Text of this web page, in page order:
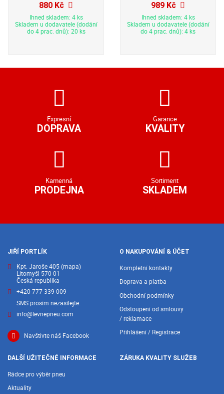
880 Kč
Ihned skladem: 4 ks
Skladem u dodavatele (dodání
do 4 prac. dnů): 20 ks
989 Kč
Ihned skladem: 4 ks
Skladem u dodavatele (dodání
do 4 prac. dnů): 4 ks
Expresní
DOPRAVA
Garance
KVALITY
Kamenná
PRODEJNA
Sortiment
SKLADEM
JIŘÍ PORTLÍK
Kpt. Jaroše 405(mapa)
Litomyšl 570 01
Česká republika
+420 777 339 009
SMS prosím nezasílejte.
info@levnepneu.com
Navštivte náš Facebook
O NAKUPOVÁNÍ & ÚČET
Kompletní kontakty
Doprava a platba
Obchodní podmínky
Odstoupení od smlouvy
/ reklamace
Přihlášení / Registrace
DALŠÍ UŽITEČNÉ INFORMACE
Rádce pro výběr pneu
Aktuality
ZÁRUKA KVALITY SLUŽEB